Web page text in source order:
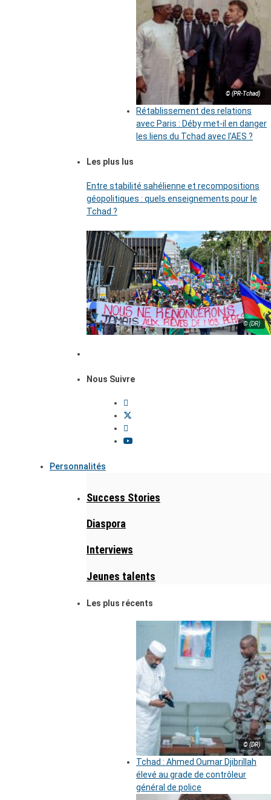
© (PR-Tchad)
Rétablissement des relations
avec Paris : Déby met-il en danger
les liens du Tchad avec l’AES ?
Les plus lus
Entre stabilité sahélienne et recompositions
géopolitiques : quels enseignements pour le
Tchad ?
© (DR)
Nous Suivre
Personnalités
Success Stories
Diaspora
Interviews
Jeunes talents
Les plus récents
© (DR)
Tchad : Ahmed Oumar Djibrillah
élevé au grade de contrôleur
général de police